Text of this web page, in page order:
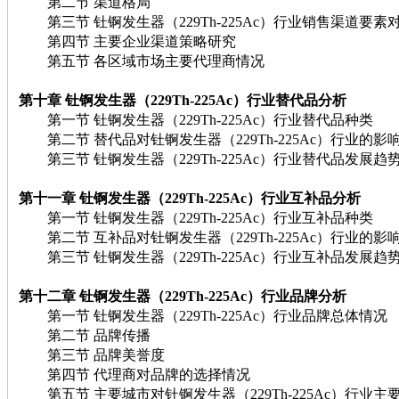
第三节 钍锕发生器（229Th-225Ac）行业销售渠道要素
第四节 主要企业渠道策略研究
第五节 各区域市场主要代理商情况
第十章 钍锕发生器（229Th-225Ac）行业替代品分析
第一节 钍锕发生器（229Th-225Ac）行业替代品种类
第二节 替代品对钍锕发生器（229Th-225Ac）行业的影
第三节 钍锕发生器（229Th-225Ac）行业替代品发展趋
第十一章 钍锕发生器（229Th-225Ac）行业互补品分析
第一节 钍锕发生器（229Th-225Ac）行业互补品种类
第二节 互补品对钍锕发生器（229Th-225Ac）行业的影
第三节 钍锕发生器（229Th-225Ac）行业互补品发展趋
第十二章 钍锕发生器（229Th-225Ac）行业品牌分析
第一节 钍锕发生器（229Th-225Ac）行业品牌总体情况
第二节 品牌传播
第三节 品牌美誉度
第四节 代理商对品牌的选择情况
第五节 主要城市对钍锕发生器（229Th-225Ac）行业主